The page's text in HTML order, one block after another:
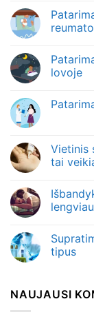
lovoje
Vietinis
tai
tipus
NAUJAUSI